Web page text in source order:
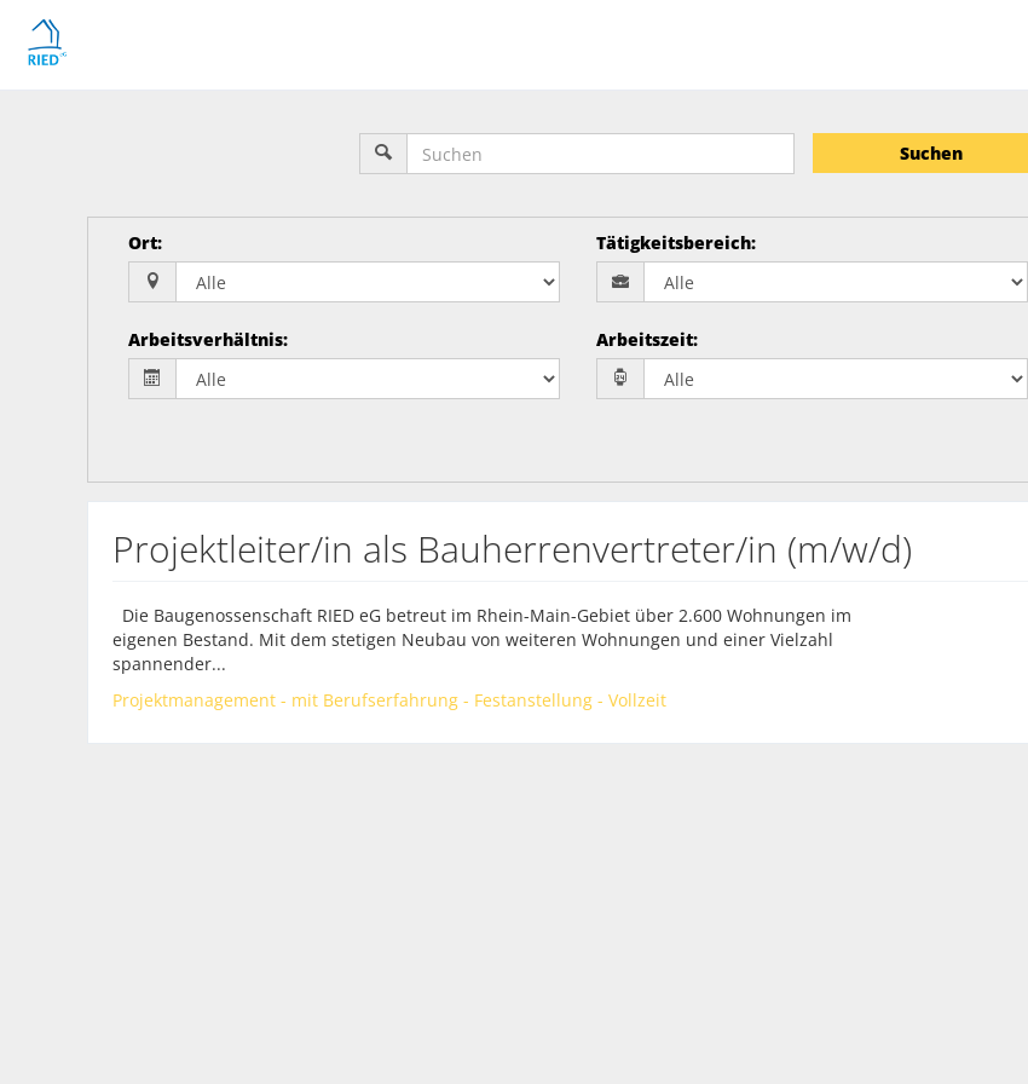
Suchen
Ort: Tätigkeitsbereich:
Arbeitsverhältnis: Arbeitszeit:
Projektleiter/in als Bauherrenvertreter/in (m/w/d)
Die Baugenossenschaft RIED eG betreut im Rhein-Main-Gebiet über 2.600 Wohnungen im
eigenen Bestand. Mit dem stetigen Neubau von weiteren Wohnungen und einer Vielzahl
spannender...
Projektmanagement - mit Berufserfahrung - Festanstellung - Vollzeit